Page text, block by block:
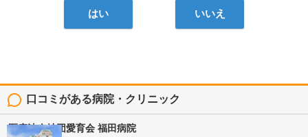
はい いいえ
口コミがある病院・クリニック
医療法人社団愛育会 福田病院